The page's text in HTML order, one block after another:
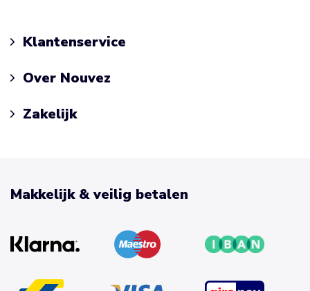
Klantenservice
Over Nouvez
Zakelijk
Makkelijk & veilig betalen